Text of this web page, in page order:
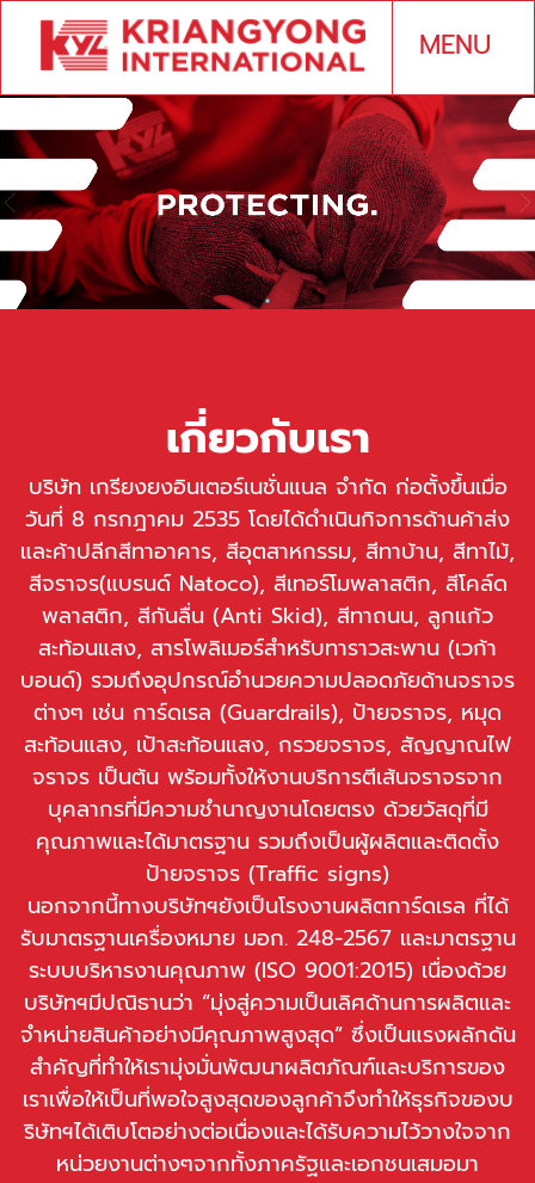
MENU
เกี่ยวกับเรา
บริษัท เกรียงยงอินเตอร์เนชั่นแนล จำกัด ก่อตั้งขึ้นเมื่อ
วันที่ 8 กรกฎาคม 2535 โดยได้ดำเนินกิจการด้านค้าส่ง
และค้าปลีกสีทาอาคาร, สีอุตสาหกรรม, สีทาบ้าน, สีทาไม้,
สีจราจร(แบรนด์ Natoco), สีเทอร์โมพลาสติก, สีโคล์ด
พลาสติก, สีกันลื่น (Anti Skid), สีทาถนน, ลูกแก้ว
สะท้อนแสง, สารโพลิเมอร์สำหรับทาราวสะพาน (เวก้า
บอนด์) รวมถึงอุปกรณ์อำนวยความปลอดภัยด้านจราจร
ต่างๆ เช่น การ์ดเรล (Guardrails), ป้ายจราจร, หมุด
สะท้อนแสง, เป้าสะท้อนแสง, กรวยจราจร, สัญญาณไฟ
จราจร เป็นต้น พร้อมทั้งให้งานบริการตีเส้นจราจรจาก
บุคลากรที่มีความชำนาญงานโดยตรง ด้วยวัสดุที่มี
คุณภาพและได้มาตรฐาน รวมถึงเป็นผู้ผลิตและติดตั้ง
ป้ายจราจร (Traffic signs)
นอกจากนี้ทางบริษัทฯยังเป็นโรงงานผลิตการ์ดเรล ที่ได้
รับมาตรฐานเครื่องหมาย มอก. 248-2567 และมาตรฐาน
ระบบบริหารงานคุณภาพ (ISO 9001:2015) เนื่องด้วย
บริษัทฯมีปณิธานว่า “มุ่งสู่ความเป็นเลิศด้านการผลิตและ
จำหน่ายสินค้าอย่างมีคุณภาพสูงสุด” ซึ่งเป็นแรงผลักดัน
สำคัญที่ทำให้เรามุ่งมั่นพัฒนาผลิตภัณฑ์และบริการของ
เราเพื่อให้เป็นที่พอใจสูงสุดของลูกค้าจึงทำให้ธุรกิจของบ
ริษัทฯได้เติบโตอย่างต่อเนื่องและได้รับความไว้วางใจจาก
หน่วยงานต่างๆจากทั้งภาครัฐและเอกชนเสมอมา